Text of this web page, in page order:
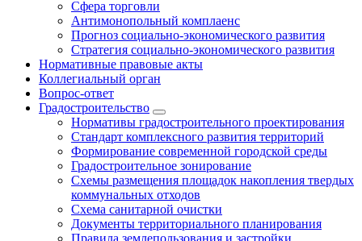
Сфера торговли
Антимонопольный комплаенс
Прогноз социально-экономического развития
Стратегия социально-экономического развития
Нормативные правовые акты
Коллегиальный орган
Вопрос-ответ
Градостроительство
Нормативы градостроительного проектирования
Стандарт комплексного развития территорий
Формирование современной городской среды
Градостроительное зонирование
Схемы размещения площадок накопления твердых
коммунальных отходов
Схема санитарной очистки
Документы территориального планирования
Правила землепользования и застройки